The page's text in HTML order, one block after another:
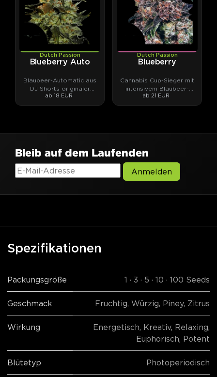
Dutch Passion
Blueberry Auto
Blaubeer-Automatic aus
DJ Shorts originaler
Blueberry-Genetik.
ab 18 EUR
Dutch Passion
Blueberry
Cannabis Cup-Sieger mit
intensivem Blaubeer-
Aroma.
ab 21 EUR
Bleib auf dem Laufenden
Anmelden
Spezifikationen
Packungsgröße 1 · 3 · 5 · 10 · 100 Seeds
Geschmack Fruchtig, Würzig, Piney, Zitrus
Wirkung Energetisch, Kreativ, Relaxing,
Euphorisch, Potent
Blütetyp Photoperiodisch